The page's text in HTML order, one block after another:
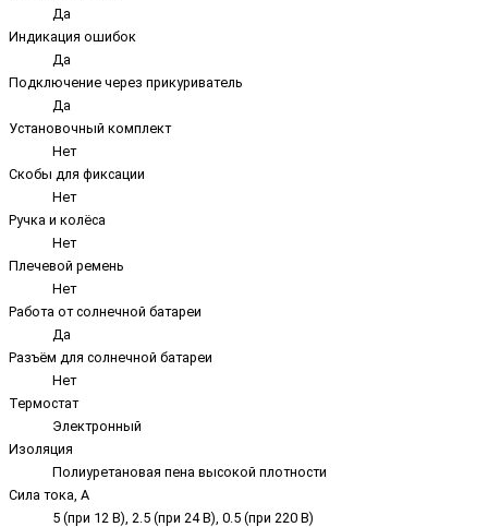
Да
Индикация ошибок
Да
Подключение через прикуриватель
Да
Установочный комплект
Нет
Скобы для фиксации
Нет
Ручка и колёса
Нет
Плечевой ремень
Нет
Работа от солнечной батареи
Да
Разъём для солнечной батареи
Нет
Термостат
Электронный
Изоляция
Полиуретановая пена высокой плотности
Сила тока, А
5 (при 12 В), 2.5 (при 24 В), 0.5 (при 220 В)